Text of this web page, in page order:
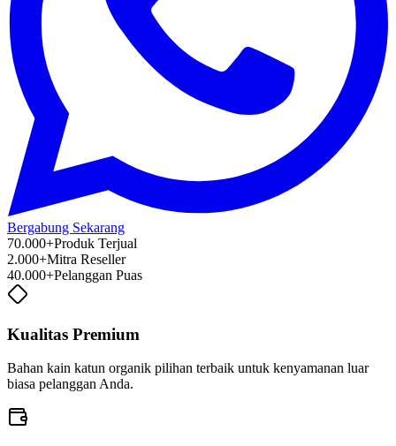
Bergabung Sekarang
70.000+Produk Terjual
2.000+Mitra Reseller
40.000+Pelanggan Puas
Kualitas Premium
Bahan kain katun organik pilihan terbaik untuk kenyamanan luar
biasa pelanggan Anda.